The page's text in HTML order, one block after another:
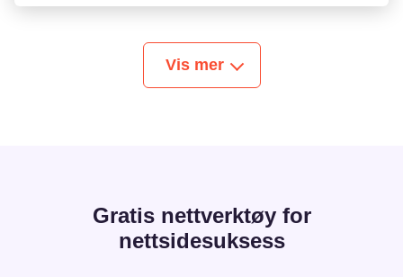
Vis mer
Gratis nettverktøy for
nettsidesuksess